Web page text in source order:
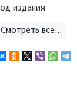
издания
Смотреть все...